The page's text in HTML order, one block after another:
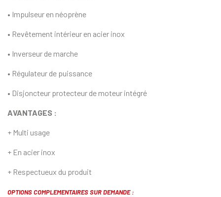
• Impulseur en néoprène
• Revêtement intérieur en acier inox
• Inverseur de marche
• Régulateur de puissance
• Disjoncteur protecteur de moteur intégré
AVANTAGES :
+ Multi usage
+ En acier inox
+ Respectueux du produit
OPTIONS COMPLEMENTAIRES SUR DEMANDE :